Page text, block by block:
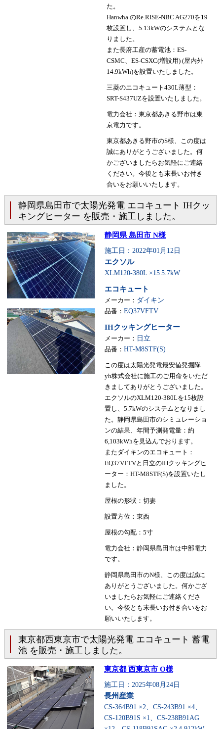
た。
Hanwha のRe.RISE-NBC AG270を19
枚設置し、5.13kWのシステムとな
りました。
また長府工産の蓄電池：ES-
CSMC、ES-CSXC(増設用) (屋内外
14.9kWh)を設置いたしました。
三菱のエコキュート430L薄型：
SRT-S437UZを設置いたしました。
電力会社：東京都あきる野市は東
京電力です。
東京都あきる野市のS様、この度は
誠にありがとうございました。何
かございましたらお気軽にご連絡
ください。今後とも末長いお付き
合いをお願いいたします。
静岡県島田市で太陽光発電 エコキュート IHクッ
キングヒーター を販売・施工しました。
静岡県 島田市 N様
施工日：2022年01月12日
エクソル
XLM120-380L ×15 5.7kW
エコキュート
メーカー： ダイキン
品番： EQ37VFTV
IHクッキングヒーター
メーカー： 日立
品番： HT-M8STF(S)
この度は太陽光発電最安値発掘隊
yh株式会社に施工のご用命をいただ
きましてありがとうございました。
エクソルのXLM120-380Lを15枚設
置し、5.7kWのシステムとなりまし
た。静岡県島田市のシミュレーショ
ンの結果、年間予測発電量：約
6,103kWhを見込んでおります。
またダイキンのエコキュート：
EQ37VFTVと日立のIHクッキングヒ
ーター：HT-M8STF(S)を設置いたし
ました。
屋根の形状：切妻
設置方位：東西
屋根の勾配：5寸
電力会社：静岡県島田市は中部電力
です。
静岡県島田市のN様、この度は誠に
ありがとうございました。何かござ
いましたらお気軽にご連絡くださ
い。今後とも末長いお付き合いをお
願いいたします。
東京都西東京市で太陽光発電 エコキュート 蓄電
池 を販売・施工しました。
東京都 西東京市 O様
施工日：2025年08月24日
長州産業
CS-364B91 ×2、CS-243B91 ×4、
CS-120B91S ×1、CS-238B91AG